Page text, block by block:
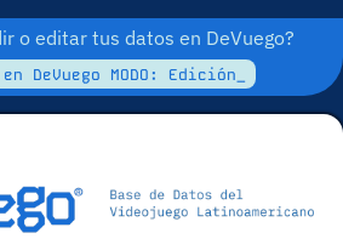
o editar tus datos en DeVuego?
DeVuego MODO: Edición_